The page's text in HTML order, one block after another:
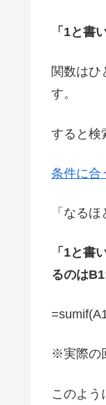
「1と書
関数は
す。
すると検
条件に合
「なる
「1と書
るのは
※実際の
このよう